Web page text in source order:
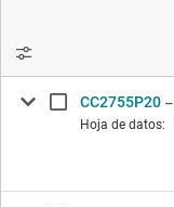
CC2755P20
Hoja de datos: